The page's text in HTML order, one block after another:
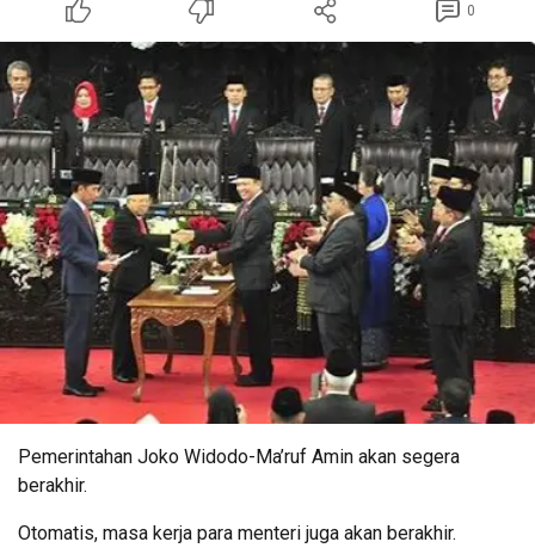
0
Pemerintahan Joko Widodo-Ma’ruf Amin akan segera
berakhir.
Otomatis, masa kerja para menteri juga akan berakhir.